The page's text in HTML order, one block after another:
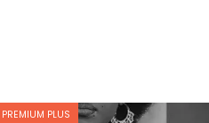
PREMIUM PLUS